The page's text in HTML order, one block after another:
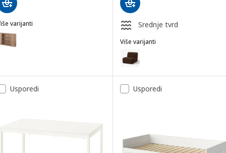
varijanti
/ OXBERGBILLY / OXBERG, Kombinacija/biblioteka s vratima,
BILLY / OXBERG, Kombinacija/biblioteka s vratima,
BILLY / OXBERG, Kombinacija/biblioteka s vratima, crna
Srednje tvrd
Više varijanti
STOCKHOLM 2025
Mogućnost: STOCKHOLM
Mogućnost: STOCKHOLM
Mogućnost: STOCKHOLM
Usporedi Usporedi